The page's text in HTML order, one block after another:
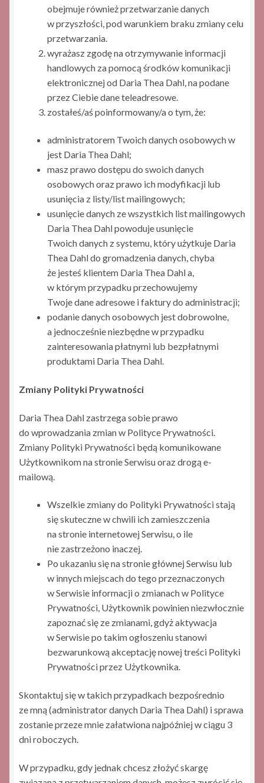
obejmuje również przetwarzanie danych
w przyszłości, pod warunkiem braku zmiany celu
przetwarzania.
wyrażasz zgodę na otrzymywanie informacji
handlowych za pomocą środków komunikacji
elektronicznej od Daria Thea Dahl, na podane
przez Ciebie dane teleadresowe.
zostałeś/aś poinformowany/a o tym, że:
administratorem Twoich danych osobowych w
jest Daria Thea Dahl;
masz prawo dostępu do swoich danych
osobowych oraz prawo ich modyfikacji lub
usunięcia z listy/list mailingowych;
usunięcie danych ze wszystkich list mailingowych
Daria Thea Dahl powoduje usunięcie
Twoich danych z systemu, który użytkuje Daria
Thea Dahl do gromadzenia danych, chyba
że jesteś klientem Daria Thea Dahl a,
w którym przypadku przechowujemy
Twoje dane adresowe i faktury do administracji;
podanie danych osobowych jest dobrowolne,
a jednocześnie niezbędne w przypadku
zainteresowania płatnymi lub bezpłatnymi
produktami Daria Thea Dahl.
Zmiany Polityki Prywatności
Daria Thea Dahl zastrzega sobie prawo
do wprowadzania zmian w Polityce Prywatności.
Zmiany Polityki Prywatności będą komunikowane
Użytkownikom na stronie Serwisu oraz drogą e-
mailową.
Wszelkie zmiany do Polityki Prywatności stają
się skuteczne w chwili ich zamieszczenia
na stronie internetowej Serwisu, o ile
nie zastrzeżono inaczej.
Po ukazaniu się na stronie głównej Serwisu lub
w innych miejscach do tego przeznaczonych
w Serwisie informacji o zmianach w Polityce
Prywatności, Użytkownik powinien niezwłocznie
zapoznać się ze zmianami, gdyż aktywacja
w Serwisie po takim ogłoszeniu stanowi
bezwarunkową akceptację nowej treści Polityki
Prywatności przez Użytkownika.
Skontaktuj się w takich przypadkach bezpośrednio
ze mną (administrator danych Daria Thea Dahl) i sprawa
zostanie przeze mnie załatwiona najpóźniej w ciągu 3
dni roboczych.
W przypadku, gdy jednak chcesz złożyć skargę